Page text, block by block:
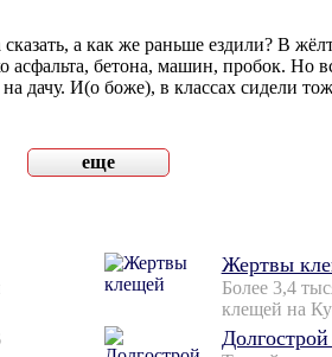
а как же раньше ездили? В
асфальта, бетона, машин, пробок. Но
дачу. И(о боже), в классах сидели
еще
Жертвы
Более 3,4
клещей на